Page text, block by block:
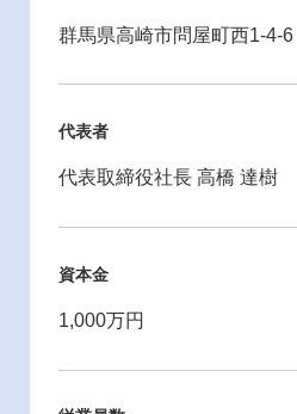
群馬県高崎市問屋町西1-4-6
代表者
代表取締役社長 高橋 達樹
資本金
1,000万円